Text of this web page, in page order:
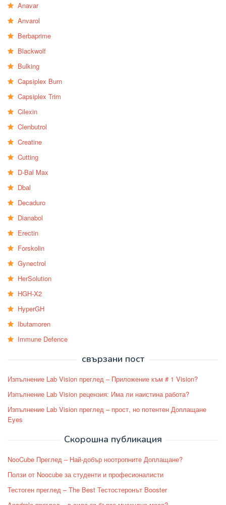
Anavar
Anvarol
Berbaprime
Blackwolf
Bulking
Capsiplex Burn
Capsiplex Trim
Cilexin
Clenbutrol
Creatine
Cutting
D-Bal Max
Dbal
Decaduro
Dianabol
Erectin
Forskolin
Gynectrol
HerSolution
HGH-X2
HyperGH
Ibutamoren
Immune Defence
свързани пост
Изпълнение Lab Vision преглед – Приложение към # 1 Vision?
Изпълнение Lab Vision рецензия: Има ли наистина работа?
Изпълнение Lab Vision преглед – прост, но потентен Доплащане
Eyes
Скорошна публикация
NooCube Преглед – Най-добър ноотропните Доплащане?
Ползи от Noocube за студенти и професионалисти
Тестоген преглед – The Best Тестостеронът Booster